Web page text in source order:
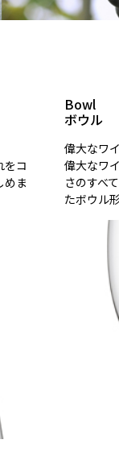
をコ
めま
Bowl
ボウル
偉大なワ
偉大なワ
さのすべ
たボウル